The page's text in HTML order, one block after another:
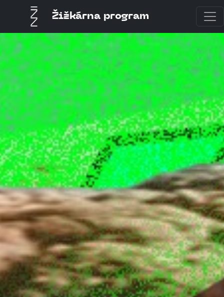
Žižkárna program